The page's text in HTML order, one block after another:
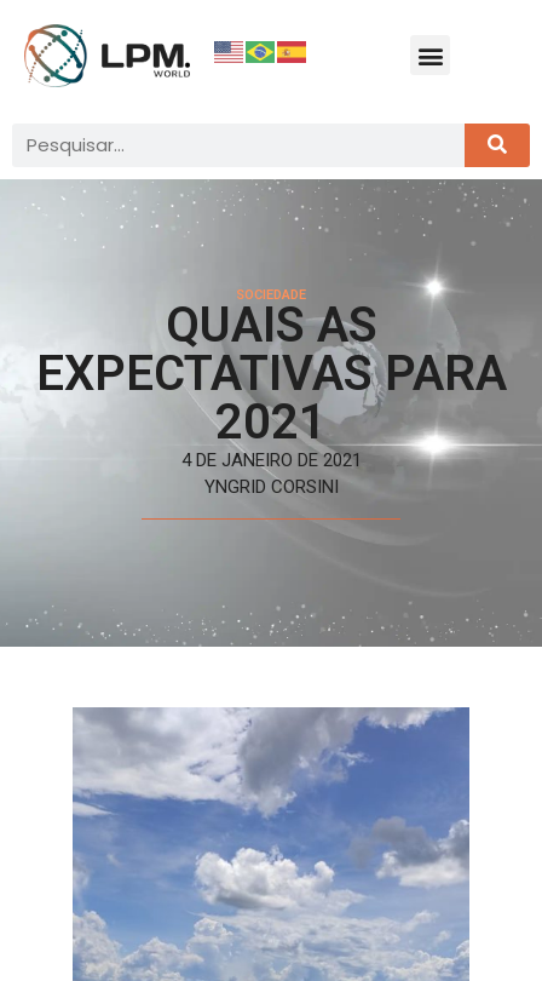
SOCIEDADE
QUAIS AS
EXPECTATIVAS PARA
2021
4 DE JANEIRO DE 2021
YNGRID CORSINI